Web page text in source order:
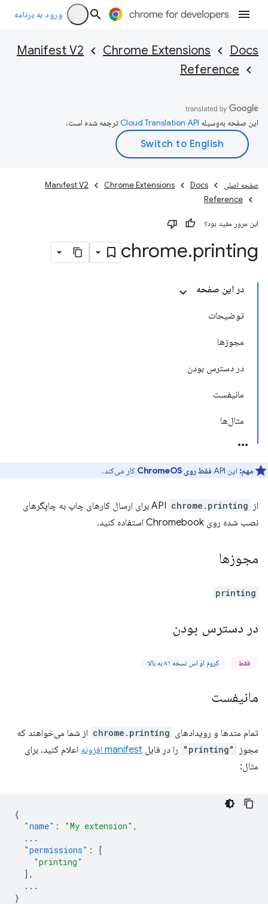
ورود به برنامه
Docs
Chrome Extensions
Manifest V2
Reference
این صفحه به‌وسیله ترجمه شده است.
صفحه اصلی Docs
Chrome Extensions
Manifest V2
Reference
این مرور مفید بود؟
chrome.printing
در این صفحه
توضیحات
مجوزها
در دسترس بودن
مانیفست
مثال‌ها
مهم: این API فقط روی ChromeOS کار می‌کند.
از API chrome.printing
برای ارسال کارهای چاپ به چاپگرهای
نصب شده روی Chromebook استفاده کنید.
مجوزها
printing
در دسترس بودن
فقط کروم او اس نسخه ۸۱ به بالا
مانیفست
تمام متدها و رویدادهای chrome.printing از شما می‌خواهند که
مجوز
"printing" را در فایل manifest افزونه
اعلام کنید. برای
مثال:
{
"name" : "My extension" ,
...
"permissions" :
[
"printing"
],
...
}